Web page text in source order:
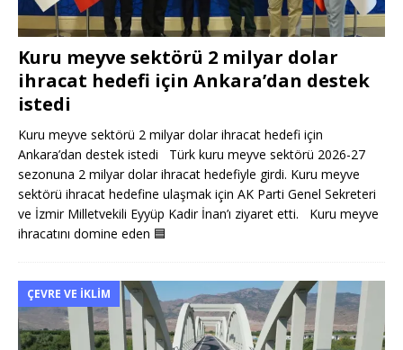
Kuru meyve sektörü 2 milyar dolar
ihracat hedefi için Ankara’dan destek
istedi
Kuru meyve sektörü 2 milyar dolar ihracat hedefi için
Ankara’dan destek istedi Türk kuru meyve sektörü 2026-27
sezonuna 2 milyar dolar ihracat hedefiyle girdi. Kuru meyve
sektörü ihracat hedefine ulaşmak için AK Parti Genel Sekreteri
ve İzmir Milletvekili Eyyüp Kadir İnan’ı ziyaret etti. Kuru meyve
ihracatını domine eden 🟦
ÇEVRE VE İKLIM